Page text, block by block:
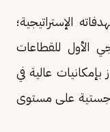
الإستراتيجية؛
الأول للقطاعات
عالية في
على مستوى